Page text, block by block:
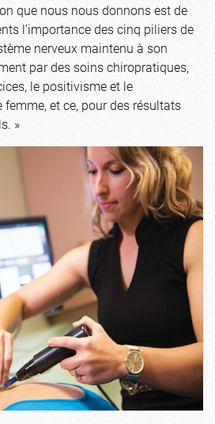
que nous nous donnons est de
l’importance des cinq piliers de
nerveux maintenu à son
par des soins chiropratiques,
le positivisme et le
femme, et ce, pour des résultats
»